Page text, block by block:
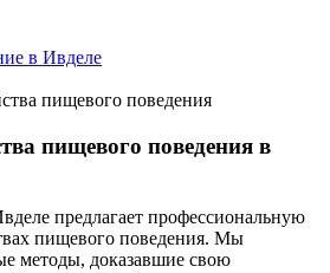
в Ивделе
пищевого поведения
пищевого поведения в
предлагает профессиональную
пищевого поведения. Мы
методы, доказавшие свою